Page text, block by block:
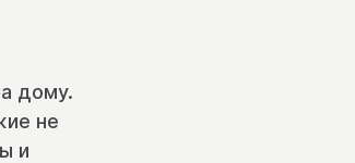
дому.
не
и